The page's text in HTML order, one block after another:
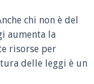
chi non è del
aumenta la
risorse per
delle leggi è un